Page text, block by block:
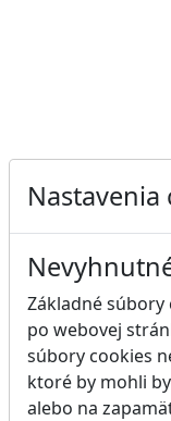
Nastavenia
Základné
po webovej
súbory cookies
ktoré by mohli
alebo na